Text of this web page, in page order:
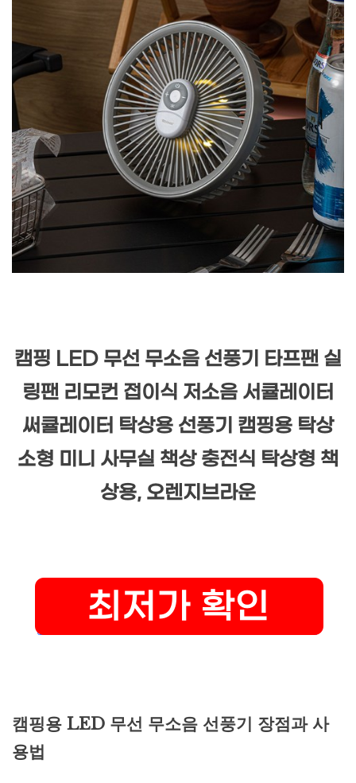
캠핑 LED 무선 무소음 선풍기 타프팬 실
링팬 리모컨 접이식 저소음 서큘레이터
써큘레이터 탁상용 선풍기 캠핑용 탁상
소형 미니 사무실 책상 충전식 탁상형 책
상용, 오렌지브라운
캠핑용 LED 무선 무소음 선풍기 장점과 사
용법